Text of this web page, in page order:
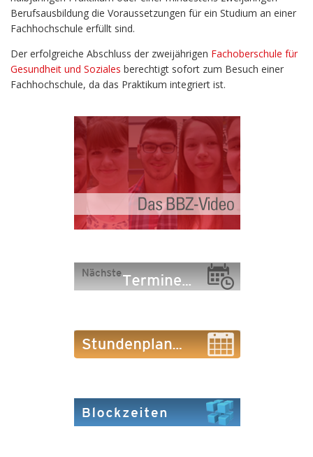
Berufsausbildung die Voraussetzungen für ein Studium an einer
Fachhochschule erfüllt sind.
Der erfolgreiche Abschluss der zweijährigen Fachoberschule für
Gesundheit und Soziales berechtigt sofort zum Besuch einer
Fachhochschule, da das Praktikum integriert ist.